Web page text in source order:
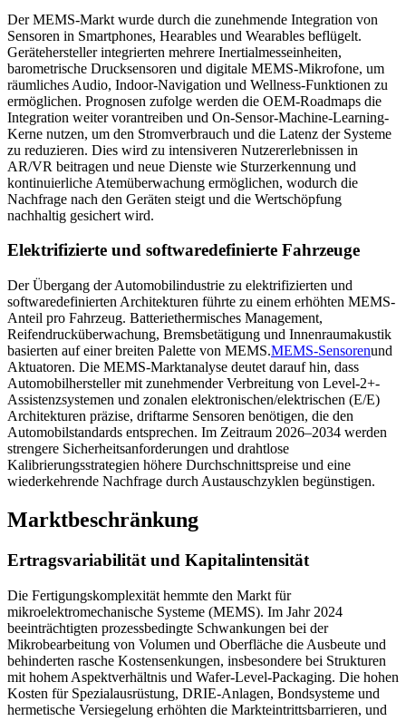
Der MEMS-Markt wurde durch die zunehmende Integration von
Sensoren in Smartphones, Hearables und Wearables beflügelt.
Gerätehersteller integrierten mehrere Inertialmesseinheiten,
barometrische Drucksensoren und digitale MEMS-Mikrofone, um
räumliches Audio, Indoor-Navigation und Wellness-Funktionen zu
ermöglichen. Prognosen zufolge werden die OEM-Roadmaps die
Integration weiter vorantreiben und On-Sensor-Machine-Learning-
Kerne nutzen, um den Stromverbrauch und die Latenz der Systeme
zu reduzieren. Dies wird zu intensiveren Nutzererlebnissen in
AR/VR beitragen und neue Dienste wie Sturzerkennung und
kontinuierliche Atemüberwachung ermöglichen, wodurch die
Nachfrage nach den Geräten steigt und die Wertschöpfung
nachhaltig gesichert wird.
Elektrifizierte und softwaredefinierte Fahrzeuge
Der Übergang der Automobilindustrie zu elektrifizierten und
softwaredefinierten Architekturen führte zu einem erhöhten MEMS-
Anteil pro Fahrzeug. Batteriethermisches Management,
Reifendrucküberwachung, Bremsbetätigung und Innenraumakustik
basierten auf einer breiten Palette von MEMS.MEMS-Sensorenund
Aktuatoren. Die MEMS-Marktanalyse deutet darauf hin, dass
Automobilhersteller mit zunehmender Verbreitung von Level-2+-
Assistenzsystemen und zonalen elektronischen/elektrischen (E/E)
Architekturen präzise, ​​driftarme Sensoren benötigen, die den
Automobilstandards entsprechen. Im Zeitraum 2026–2034 werden
strengere Sicherheitsanforderungen und drahtlose
Kalibrierungsstrategien höhere Durchschnittspreise und eine
wiederkehrende Nachfrage durch Austauschzyklen begünstigen.
Marktbeschränkung
Ertragsvariabilität und Kapitalintensität
Die Fertigungskomplexität hemmte den Markt für
mikroelektromechanische Systeme (MEMS). Im Jahr 2024
beeinträchtigten prozessbedingte Schwankungen bei der
Mikrobearbeitung von Volumen und Oberfläche die Ausbeute und
behinderten rasche Kostensenkungen, insbesondere bei Strukturen
mit hohem Aspektverhältnis und Wafer-Level-Packaging. Die hohen
Kosten für Spezialausrüstung, DRIE-Anlagen, Bondsysteme und
hermetische Versiegelung erhöhten die Markteintrittsbarrieren, und